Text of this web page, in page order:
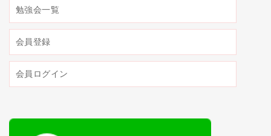
勉強会一覧
会員登録
会員ログイン